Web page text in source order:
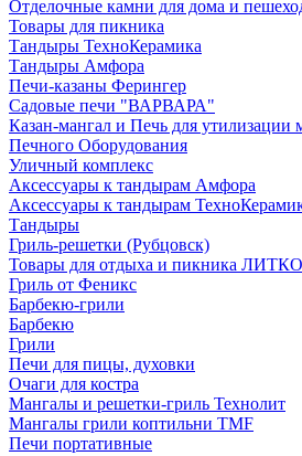
Отделочные камни для дома и
Товары для пикника
Тандыры ТехноКерамика
Тандыры Амфора
Печи-казаны Ферингер
Садовые печи "ВАРВАРА"
Казан-мангал и Печь для утилизации
Печного Оборудования
Уличный комплекс
Аксессуары к тандырам Амфора
Аксессуары к тандырам
Тандыры
Гриль-решетки (Рубцовск)
Товары для отдыха и пикника
Гриль от Феникс
Барбекю-грили
Барбекю
Грили
Печи для пицы, духовки
Очаги для костра
Мангалы и решетки-гриль Технолит
Мангалы грили коптильни TMF
Печи портативные